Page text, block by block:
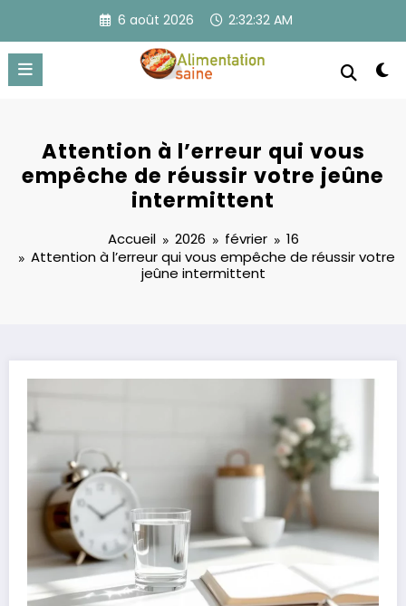
contenu
6 août 2026 2:32:32 AM
Attention à l’erreur qui vous
empêche de réussir votre jeûne
intermittent
Accueil 2026 février
16
Attention à l’erreur qui vous empêche de réussir votre
jeûne intermittent